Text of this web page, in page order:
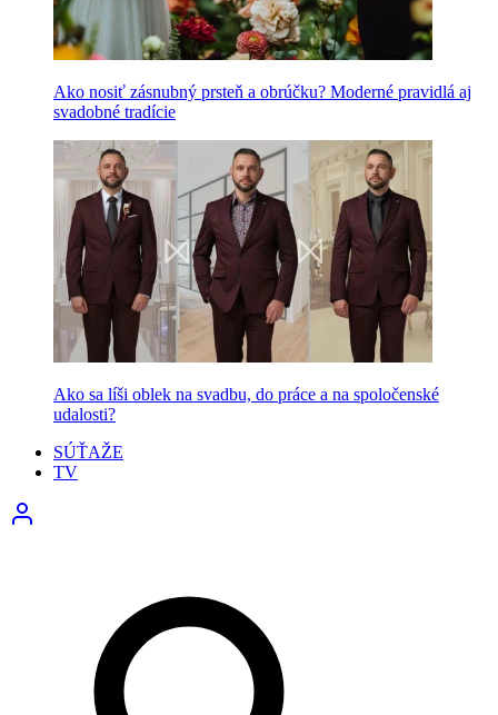
Ako nosiť zásnubný prsteň a obrúčku? Moderné pravidlá aj
svadobné tradície
Ako sa líši oblek na svadbu, do práce a na spoločenské
udalosti?
SÚŤAŽE
TV